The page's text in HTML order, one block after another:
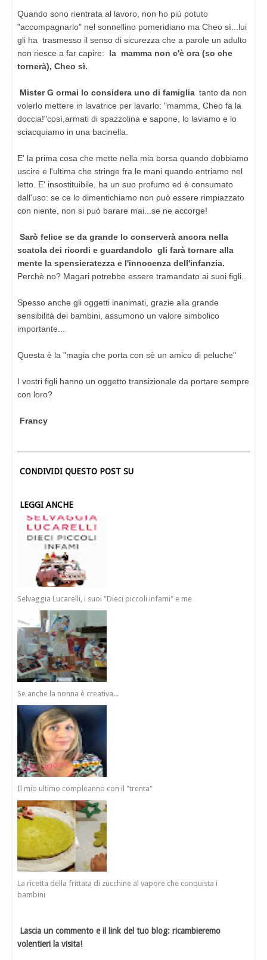
Quando sono rientrata al lavoro, non ho più potuto
"accompagnarlo" nel sonnellino pomeridiano ma Cheo sì...lui
gli ha trasmesso il senso di sicurezza che a parole un adulto
non riesce a far capire:
la mamma non c'è ora (so che
tornerà), Cheo sì.
Mister G ormai lo considera uno di famiglia tanto da non
volerlo mettere in lavatrice per lavarlo: "mamma, Cheo fa la
doccia!"così,armati di spazzolina e sapone, lo laviamo e lo
sciacquiamo in una bacinella.
E' la prima cosa che mette nella mia borsa quando dobbiamo
uscire e l'ultima che stringe fra le mani quando entriamo nel
letto. E' insostituibile, ha un suo profumo ed è consumato
dall'uso: se ce lo dimentichiamo non può essere rimpiazzato
con niente, non si può barare mai...se ne accorge!
Sarò felice se da grande lo conserverà ancora nella
scatola dei ricordi e guardandolo gli farà tornare alla
mente la spensieratezza e l'innocenza dell'infanzia.
Perchè no? Magari potrebbe essere tramandato ai suoi figli..
Spesso anche gli oggetti inanimati, grazie alla grande
sensibilità dei bambini, assumono un valore simbolico
importante...
Questa è la "magia che porta con sè un amico di peluche"
I vostri figli hanno un oggetto transizionale da portare sempre
con loro?
Francy
CONDIVIDI QUESTO POST SU
LEGGI ANCHE
Selvaggia Lucarelli, i suoi "Dieci piccoli infami" e me
Se anche la nonna è creativa...
Il mio ultimo compleanno con il "trenta"
La ricetta della frittata di zucchine al vapore che conquista i
bambini
Lascia un commento e il link del tuo blog: ricambieremo
volentieri la visita!